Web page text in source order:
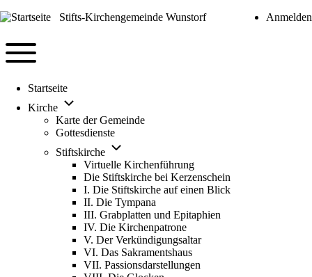
UserAnmelden
Stifts-Kirchengemeinde Wunstorf
Navigation
main
Startseite
Kirche
Unternavigation
Kirche
Karte der Gemeinde
Gottesdienste
Stiftskirche
Unternavigation
Stiftskirche
Virtuelle Kirchenführung
Die Stiftskirche bei Kerzenschein
I. Die Stiftskirche auf einen Blick
II. Die Tympana
III. Grabplatten und Epitaphien
IV. Die Kirchenpatrone
V. Der Verkündigungsaltar
VI. Das Sakramentshaus
VII. Passionsdarstellungen